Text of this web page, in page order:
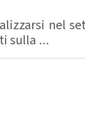
nel
sulla ...